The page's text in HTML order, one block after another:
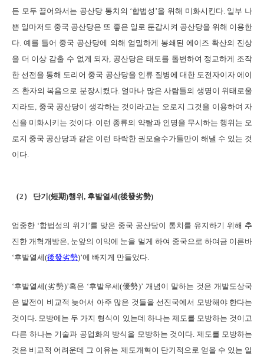
든 모두 끌어와서는 공산당 통치의 ‘합법성’을 위해 미화시킨다. 일부 나
쁜 일마저도 중국 공산당은 또 좋은 일로 둔갑시켜 공산당을 위해 이용한
다. 예를 들어 중국 공산당에 의해 엄밀하게 봉쇄된 에이즈 확산의 진상
을 더 이상 감출 수 없게 되자, 공산당은 태도를 돌변하여 정교하게 조작
한 선전을 통해 도리어 중국 공산당을 인류 질병에 대한 도전자이자 에이
즈 환자의 복음으로 분장시켰다. 얼마나 많은 사람들의 생명이 위태로울
지라도, 중국 공산당이 생각하는 것이라고는 오로지 그것을 이용하여 자
신을 미화시키는 것이다. 이런 종류의 약탈과 인명을 무시하는 행위는 오
로지 중국 공산당과 같은 이런 타락한 권모술수가들만이 해낼 수 있는 것
이다.
（2） 단기(短期)행위, 후발열세(後發劣勢)
엄중한 ‘합법성의 위기’를 맞은 중국 공산당이 통치를 유지하기 위해 추
진한 개혁개방은, 눈앞의 이익에 눈을 멀게 하여 중국으로 하여금 이른바
‘후발열세(後發劣勢)’에 빠지게 만들었다.
‘후발열세(劣勢)’혹은 ‘후발우세(優勢)’ 개념이 말하는 것은 개발도상국
은 발전이 비교적 늦어서 아주 많은 것들을 선진국에서 모방해야 한다는
것이다. 모방에는 두 가지 형식이 있는데 하나는 제도를 모방하는 것이고
다른 하나는 기술과 공업화의 방식을 모방하는 것이다. 제도를 모방하는
것은 비교적 어려운데 그 이유는 제도개혁이 단기적으로 얻을 수 있는 일